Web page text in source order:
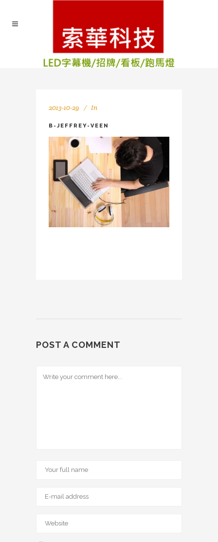
2013-10-29 In
B-JEFFREY-VEEN
POST A COMMENT